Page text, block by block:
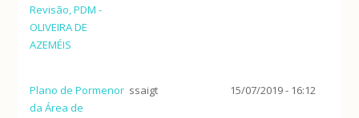
Revisão, PDM -
OLIVEIRA DE
AZEMÉIS
Plano de Pormenor
da Área de
ssaigt 15/07/2019 - 16:12